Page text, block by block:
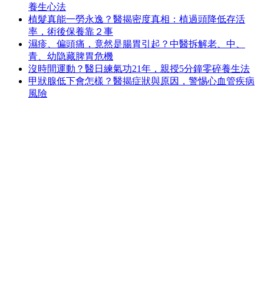
養生心法
植髮真能一勞永逸？醫揭密度真相：植過頭降低存活
率，術後保養靠２事
濕疹、偏頭痛，竟然是腸胃引起？中醫拆解老、中、
青、幼隐藏脾胃危機
沒時間運動？醫日練氣功21年，親授5分鐘零碎養生法
甲狀腺低下會怎樣？醫揭症狀與原因，警惕心血管疾病
風險